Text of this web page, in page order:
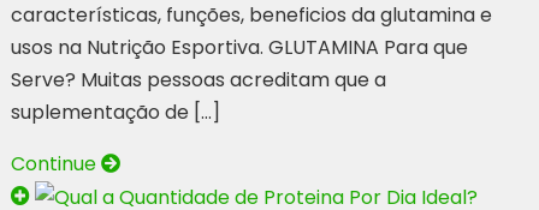
características, funções, beneficios da glutamina e
usos na Nutrição Esportiva. GLUTAMINA Para que
Serve? Muitas pessoas acreditam que a
suplementação de […]
Continue